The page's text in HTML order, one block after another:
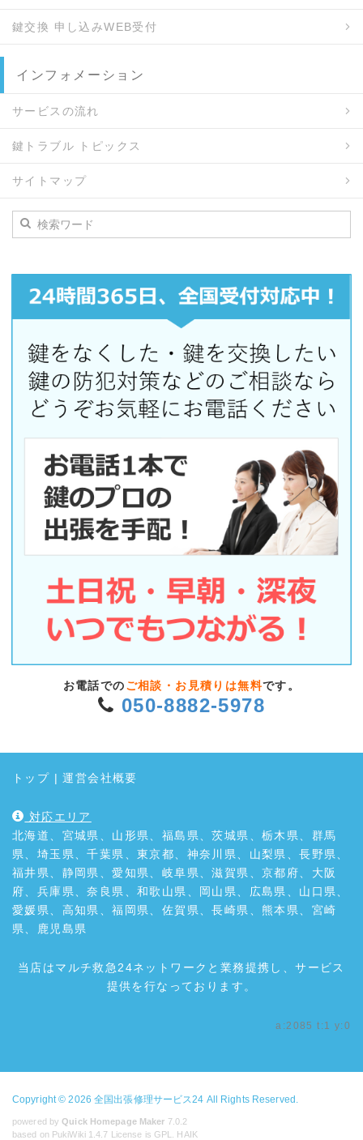
鍵交換 申し込みWEB受付
インフォメーション
サービスの流れ
鍵トラブル トピックス
サイトマップ
お電話での ご相談・お見積りは無料です。
050-8882-5978
トップ |運営会社概要
対応エリア
北海道、宮城県、山形県、福島県、茨城県、栃木県、群馬
県、埼玉県、千葉県、東京都、神奈川県、山梨県、長野県、
福井県、静岡県、愛知県、岐阜県、滋賀県、京都府、大阪
府、兵庫県、奈良県、和歌山県、岡山県、広島県、山口県、
愛媛県、高知県、福岡県、佐賀県、長崎県、熊本県、宮崎
県、鹿児島県
当店はマルチ救急24ネットワークと業務提携し、サービス
提供を行なっております。
a:2085 t:1 y:0
Copyright © 2026全国出張修理サービス24 All Rights Reserved.
powered byQuick Homepage Maker 7.0.2
based on PukiWiki 1.4.7 License is GPL. HAIK